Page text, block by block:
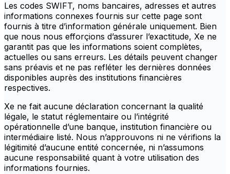
Les codes SWIFT, noms bancaires, adresses et autres
informations connexes fournis sur cette page sont
fournis à titre d’information générale uniquement. Bien
que nous nous efforçions d’assurer l’exactitude, Xe ne
garantit pas que les informations soient complètes,
actuelles ou sans erreurs. Les détails peuvent changer
sans préavis et ne pas refléter les dernières données
disponibles auprès des institutions financières
respectives.
Xe ne fait aucune déclaration concernant la qualité
légale, le statut réglementaire ou l’intégrité
opérationnelle d’une banque, institution financière ou
intermédiaire listé. Nous n’approuvons ni ne vérifions la
légitimité d’aucune entité concernée, ni n’assumons
aucune responsabilité quant à votre utilisation des
informations fournies.